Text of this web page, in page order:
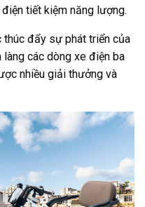
tiết kiệm năng lượng.
thúc đẩy sự phát triển của
các dòng xe điện ba
nhiều giải thưởng và